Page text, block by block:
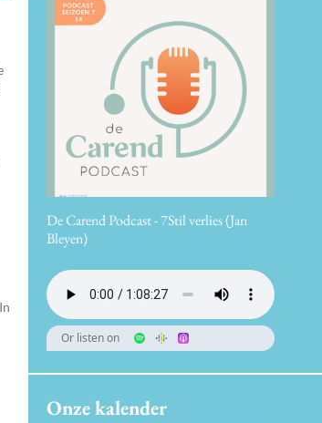
De Carend Podcast - 7Stil verlies (Jan
Bleyen)
Or listen on
Onze kalender